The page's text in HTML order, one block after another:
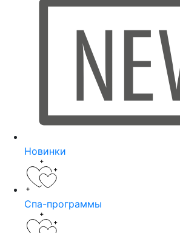
Новинки
Спа-программы